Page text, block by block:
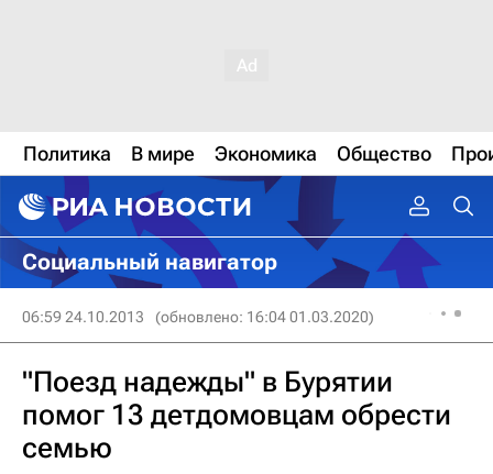
Политика В мире Экономика Общество
Социальный навигатор
06:59 24.10.2013 (обновлено: 16:04 01.03.2020)
"Поезд надежды" в Бурятии
помог 13 детдомовцам обрести
семью